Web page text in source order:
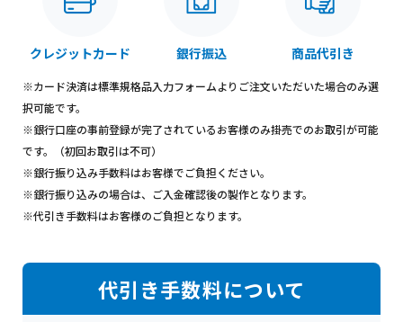
クレジットカード 銀行振込 商品代引き
※カード決済は標準規格品入力フォームよりご注文いただいた場合のみ選
択可能です。
※銀行口座の事前登録が完了されているお客様のみ掛売でのお取引が可能
です。（初回お取引は不可）
※銀行振り込み手数料はお客様でご負担ください。
※銀行振り込みの場合は、ご入金確認後の製作となります。
※代引き手数料はお客様のご負担となります。
代引き手数料について